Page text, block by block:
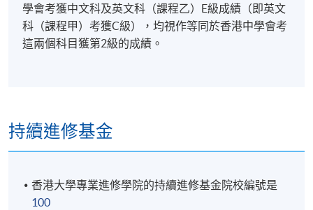
學會考獲中文科及英文科（課程乙）E級成績（即英文
科（課程甲）考獲C級），均視作等同於香港中學會考
這兩個科目獲第2級的成績。
持續進修基金
香港大學專業進修學院的持續進修基金院校編號是
100